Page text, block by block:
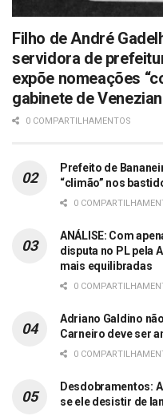
Filho de André
servidora de
expõe nomeações
gabinete de
0 COMPARTILHAMENTOS
Prefeito de
“climão” nos
0
ANÁLISE: Com
disputa no PL pela
mais equilibradas
0
Adriano Galdino
Carneiro deve ser
0
Desdobramentos:
se ele desistir de